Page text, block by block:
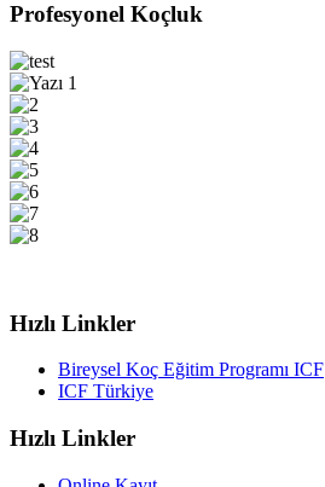
Profesyonel Koçluk
Hızlı Linkler
Bireysel Koç Eğitim Programı ICF
ICF Türkiye
Hızlı Linkler